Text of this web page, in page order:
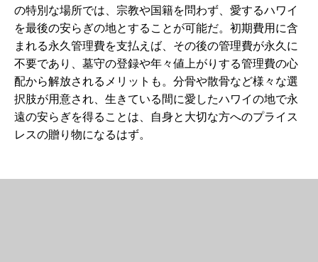
の特別な場所では、宗教や国籍を問わず、愛するハワイ
を最後の安らぎの地とすることが可能だ。初期費用に含
まれる永久管理費を支払えば、その後の管理費が永久に
不要であり、墓守の登録や年々値上がりする管理費の心
配から解放されるメリットも。分骨や散骨など様々な選
択肢が用意され、生きている間に愛したハワイの地で永
遠の安らぎを得ることは、自身と大切な方へのプライス
レスの贈り物になるはず。